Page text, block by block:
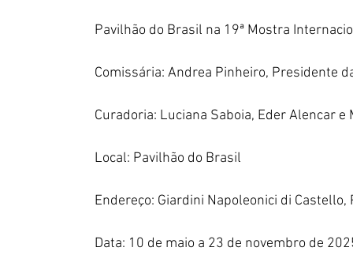
Pavilhão do Brasil na 19ª Mostra
Comissária: Andrea Pinheiro, Presidente
Curadoria: Luciana Saboia, Eder Alencar
Local: Pavilhão do Brasil
Endereço: Giardini Napoleonici di
Data: 10 de maio a 23 de novembro de